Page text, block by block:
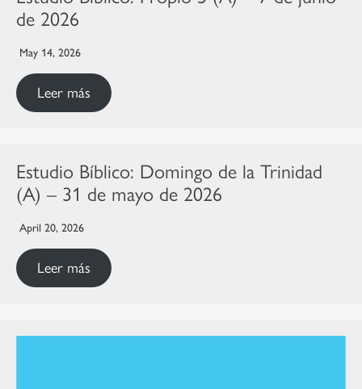
de 2026
May 14, 2026
Leer más
Estudio Bíblico: Domingo de la Trinidad
(A) – 31 de mayo de 2026
April 20, 2026
Leer más